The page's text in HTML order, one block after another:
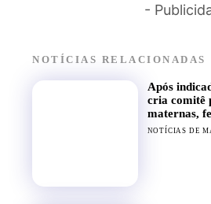
-
NOTÍCIAS RELACIONADAS
Após
cria comitê
maternas,
NOTÍCIAS DE